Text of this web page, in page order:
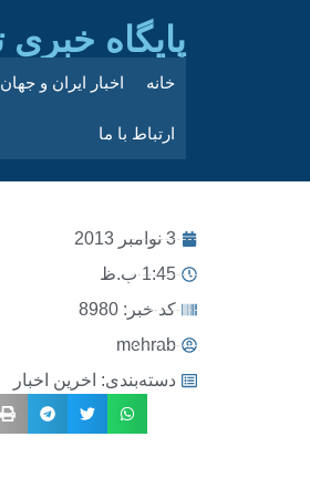
پایگاه خبری
خانه اخبار ایران و جهان
ارتباط با ما
3 نوامبر 2013
1:45 ب.ظ
کد خبر: 8980
mehrab
دسته‌بندی: اخرین اخبار